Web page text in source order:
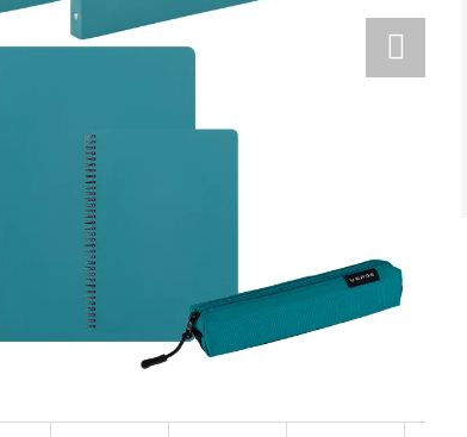
STUDENTSKÝ BATOH OXY
DOTS PINK
1 449 Kč